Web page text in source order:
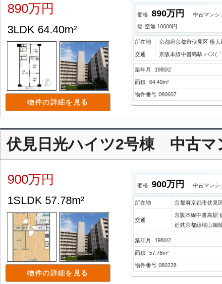
890万円
3LDK 64.40m²
物件の詳細を見る
価格 890万円
中古マンシ
場 空無 10000円
所在地 京都府京都市伏見区 横大
交通 京阪本線中書島駅 バス(
築年月 1980/2
面積 64.40m²
物件番号 080607
伏見日光ハイツ2号棟 中古
900万円
1SLDK 57.78m²
物件の詳細を見る
価格 900万円 中古マンシ
所在地 京都府京都市伏見
交通
京阪本線中書島駅
近鉄京都線桃山御
築年月 1980/2
面積 57.78m²
物件番号 080228